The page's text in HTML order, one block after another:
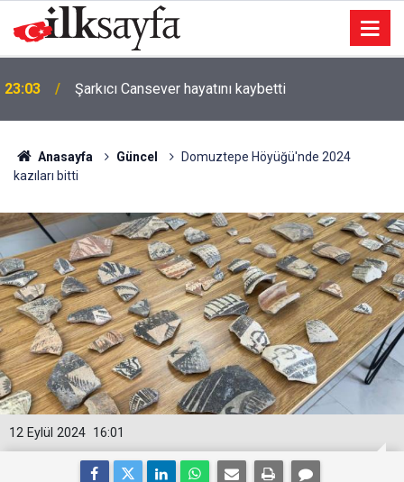
22:57 Ağaca çarpan motosikletin sürücüsü öldü
Anasayfa Güncel
Domuztepe Höyüğü'nde 2024
kazıları bitti
16:01
12 Eylül 2024